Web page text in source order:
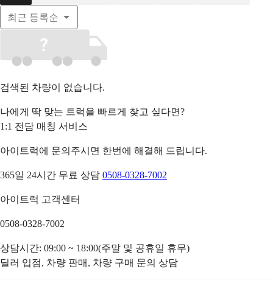
최근 등록순
검색된 차량이 없습니다.
나에게 딱 맞는 트럭을 빠르게 찾고 싶다면?
1:1 전담 매칭 서비스
아이트럭에 문의주시면 한번에 해결해 드립니다.
365일 24시간 무료 상담 0508-0328-7002
아이트럭 고객센터
0508-0328-7002
상담시간: 09:00 ~ 18:00(주말 및 공휴일 휴무)
딜러 입점, 차량 판매, 차량 구매 문의 상담